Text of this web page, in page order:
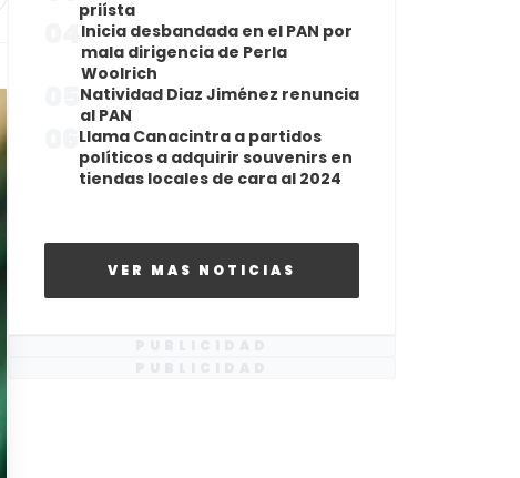
priísta
Inicia desbandada en el PAN por
mala dirigencia de Perla
Woolrich
Natividad Diaz Jiménez renuncia
al PAN
Llama Canacintra a partidos
políticos a adquirir souvenirs en
tiendas locales de cara al 2024
VER MAS NOTICIAS